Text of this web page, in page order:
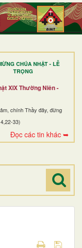
CHÚA NHẬT - LỄ
TRỌNG
XIX Thường Niên -
chính Thầy đây, đừng
33)
Đọc các tin khác ➥